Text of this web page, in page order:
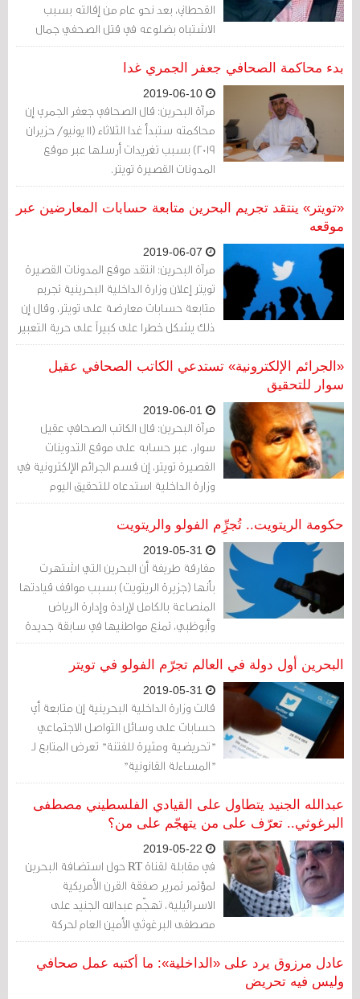
القحطاني، بعد نحو عام من إقالته بسبب
الاشتباه بضلوعه في قتل الصحفي جمال
خاشقجي الذي كان يعمل في صحيفة
واشنطن بوست
بدء محاكمة الصحافي جعفر الجمري غدا
مرآة البحرين: قال الصحافي جعفر الجمري إن
محاكمته ستبدأ غدا الثلاثاء (11 يونيو/ حزيران
2019) بسبب تغريدات أرسلها عبر موقع
المدونات القصيرة تويتر.
«تويتر» ينتقد تجريم البحرين متابعة حسابات المعارضين عبر
موقعه
مرآة البحرين: انتقد موقع المدونات القصيرة
تويتر إعلان وزارة الداخلية البحرينية تجريم
متابعة حسابات معارضة على تويتر، وقال إن
ذلك يشكل خطرا على كبيراً على حرية التعبير
والصحافة.
«الجرائم الإلكترونية» تستدعي الكاتب الصحافي عقيل
سوار للتحقيق
مرآة البحرين: قال الكاتب الصحافي عقيل
سوار، عبر حسابه على موقع التدوينات
القصيرة تويتر، إن قسم الجرائم الإلكترونية في
وزارة الداخلية استدعاه للتحقيق اليوم
السبت.
حكومة الريتويت.. تُجرِِّم الفولو والريتويت
مفارقة طريفة أن البحرين التي اشتهرت
بأنها (جزيرة الريتويت) بسبب مواقف قيادتها
المنصاعة بالكامل لإرادة وإدارة الرياض
وأبوظبي، تمنع مواطنيها في سابقة جديدة
لم يسبقها إليها أحد في العالم، من عمل
(فولو) أو (ريتويت) للحسابات المغضوب
عليها لديها، وتجرّم، في آخر صرعاتها
القمعية، كل من يتابع هذه الحسابات أو يعيد
نشر تغريدة منها.
البحرين أول دولة في العالم تجرّم الفولو في تويتر
قالت وزارة الداخلية البحرينية إن متابعة أي
حسابات على وسائل التواصل الاجتماعي
"تحريضية ومثيرة للفتنة" تعرض المتابع لـ
"المساءلة القانونية"
عبدالله الجنيد يتطاول على القيادي الفلسطيني مصطفى
البرغوثي.. تعرّف على من يتهجّم على من؟
في مقابلة لقناة RT حول استضافة البحرين
لمؤتمر تمرير صفقة القرن الأمريكية
الاسرائيلية، تهجّم عبدالله الجنيد على
مصطفى البرغوثي الأمين العام لحركة
المبادرة الوطنية الفلسطينية متهماً إياه
والقيادات الفلسطينية بالتكلّس.
عادل مرزوق يرد على «الداخلية»: ما أكتبه عمل صحافي
وليس فيه تحريض